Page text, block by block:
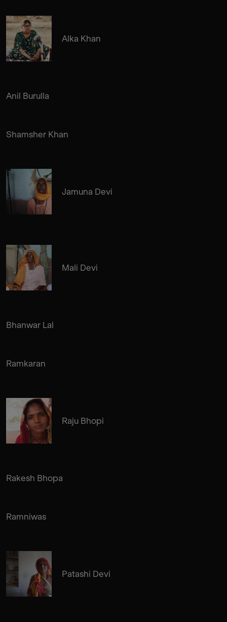
Alka Khan
Anil Burulla
Shamsher Khan
Jamuna Devi
Mali Devi
Bhanwar Lal
Ramkaran
Raju Bhopi
Rakesh Bhopa
Ramniwas
Patashi Devi